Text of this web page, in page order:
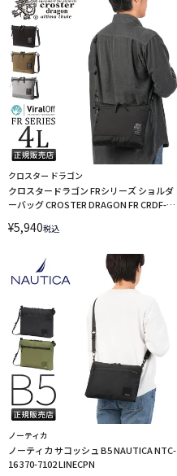
クロスター ドラゴン
クロスタードラゴン FRシリーズ ショルダ
ーバッグ CROSTER DRAGON FR CRDF-
¥5,940税込
ノーティカ
ノーティカ サコッシュ B5 NAUTICA NTC-
16 370-7102 LINECPN